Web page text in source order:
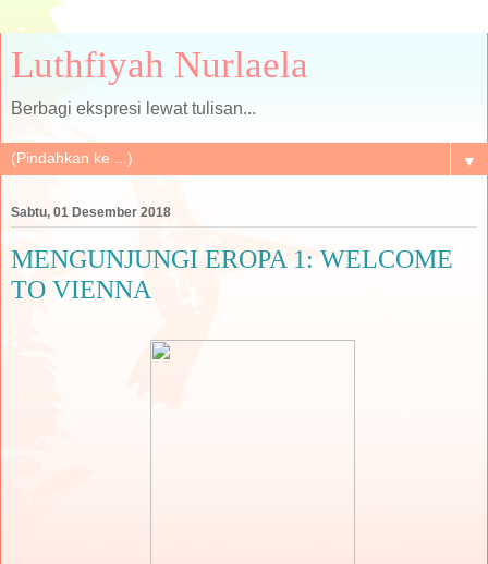
Luthfiyah Nurlaela
Berbagi ekspresi lewat tulisan...
▼
Sabtu, 01 Desember 2018
MENGUNJUNGI EROPA 1: WELCOME
TO VIENNA